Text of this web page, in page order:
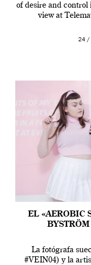
of desire and
view at
24 /
EL «AEROBIC
La fotógrafa
#VEIN04) y la